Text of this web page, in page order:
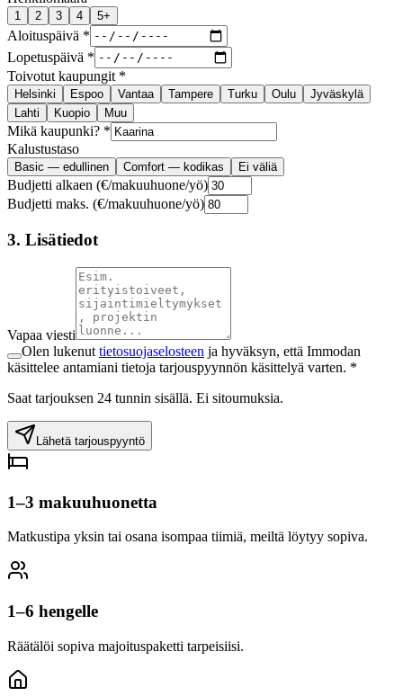
1 2 3 4 5+
Aloituspäivä *
Lopetuspäivä *
Toivotut kaupungit *
Helsinki Espoo Vantaa Tampere Turku Oulu
Jyväskylä
Lahti
Kuopio Muu
Mikä kaupunki? *
Kalustustaso
Basic — edullinen Comfort — kodikas Ei väliä
Budjetti alkaen (€/makuuhuone/yö)
Budjetti maks. (€/makuuhuone/yö)
3. Lisätiedot
Vapaa viesti
Olen lukenut tietosuojaselosteen ja hyväksyn, että Immodan
käsittelee antamiani tietoja tarjouspyynnön käsittelyä varten. *
Saat tarjouksen 24 tunnin sisällä. Ei sitoumuksia.
Lähetä tarjouspyyntö
1–3 makuuhuonetta
Matkustipa yksin tai osana isompaa tiimiä, meiltä löytyy sopiva.
1–6 hengelle
Räätälöi sopiva majoituspaketti tarpeisiisi.